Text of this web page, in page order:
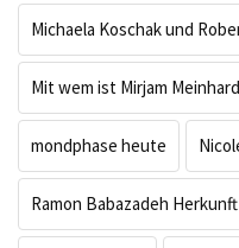
Michaela Koschak und
Mit wem ist Mirjam
mondphase heute
Ramon Babazadeh Herkunft